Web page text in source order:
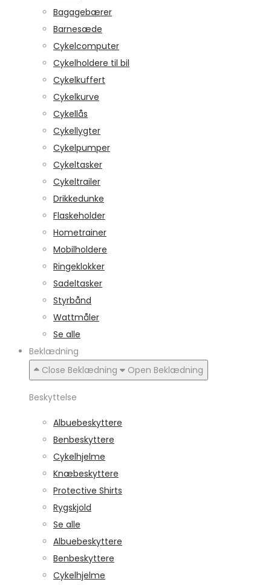
Bagagebærer
Barnesæde
Cykelcomputer
Cykelholdere til bil
Cykelkuffert
Cykelkurve
Cykellås
Cykellygter
Cykelpumper
Cykeltasker
Cykeltrailer
Drikkedunke
Flaskeholder
Hometrainer
Mobilholdere
Ringeklokker
Sadeltasker
Styrbånd
Wattmåler
Se alle
Beklædning
Close Beklædning
Open Beklædning
Beskyttelse
Albuebeskyttere
Benbeskyttere
Cykelhjelme
Knæbeskyttere
Protective Shirts
Rygskjold
Se alle
Albuebeskyttere
Benbeskyttere
Cykelhjelme